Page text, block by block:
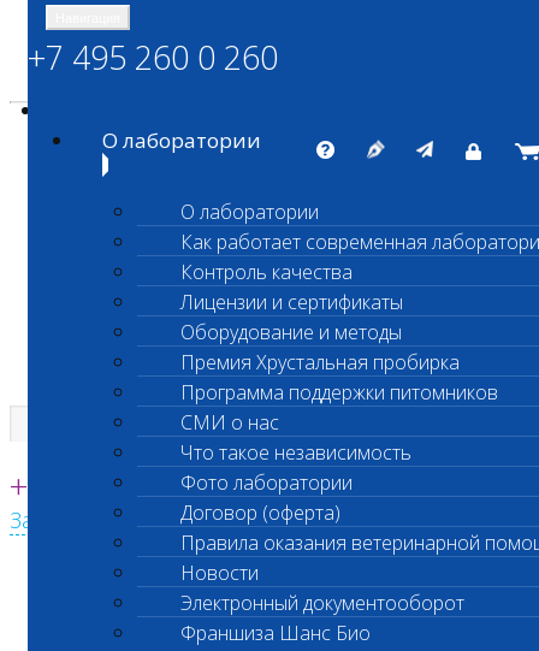
ШАНС БИО
Независимая ветеринарная лаборатория
Единая круглосуточная справочная
+7 495 260 0 260
Заказать звонок с сайта
+7 495 260 0 260
О лаборатории
О лаборатории
Как работает современная
Контроль качества
Лицензии и сертификаты
Оборудование и методы
Премия Хрустальная пробирка
Программа поддержки питомников
СМИ о нас
Что такое независимость
Фото лаборатории
Договор (оферта)
Правила оказания ветеринарной
Новости
Электронный документооборот
Франшиза Шанс Био
Главная страница
Энциклопедия Шанс БИО
Памятка при выборе гистологического исследования от
сети ветеринарных лабораторий "Шанс Био"